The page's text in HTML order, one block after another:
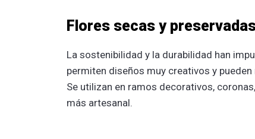
Flores secas y
La sostenibilidad y la durabilidad han
permiten diseños muy creativos y
Se utilizan en ramos decorativos,
más artesanal.